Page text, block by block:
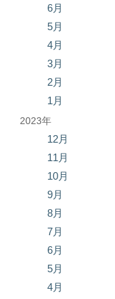
6月
5月
4月
3月
2月
1月
2023年
12月
11月
10月
9月
8月
7月
6月
5月
4月